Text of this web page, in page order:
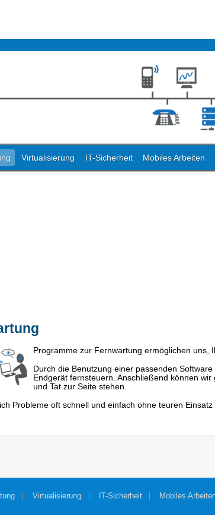
Virtualisierung IT-Sicherheit Mobiles Arbeiten
Programme zur Fernwartung ermöglichen uns,
Durch die Benutzung einer passenden
Endgerät fernsteuern. Anschließend können
und Tat zur Seite stehen.
Probleme oft schnell und einfach ohne teuren
Virtualisierung IT-Sicherheit Mobiles